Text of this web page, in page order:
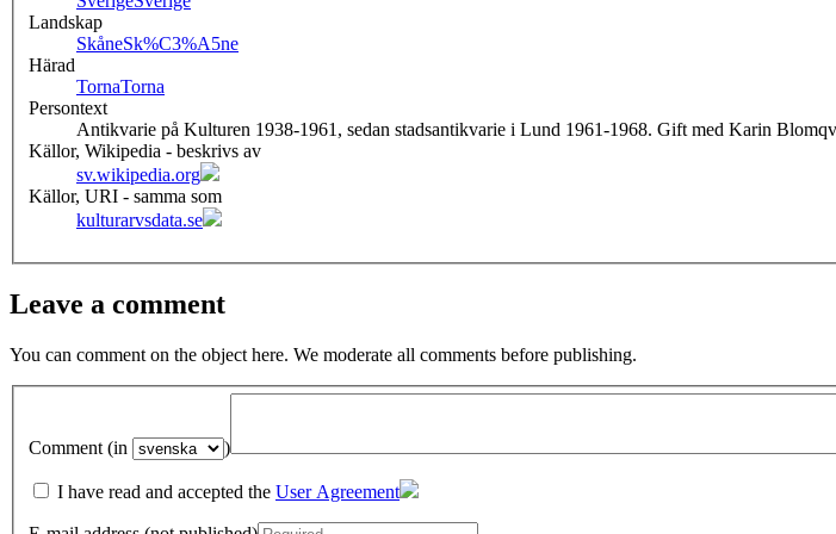
Landskap
SkåneSk%C3%A5ne
Härad
TornaTorna
Persontext
Antikvarie på Kulturen 1938-1961, sedan stadsantikvarie i Lund 1961-1968. Gift med Karin
Källor, Wikipedia - beskrivs av
sv.wikipedia.org
Källor, URI - samma som
kulturarvsdata.se
Leave a comment
You can comment on the object here. We moderate all comments before publishing.
Comment (in )
I have read and accepted the User Agreement